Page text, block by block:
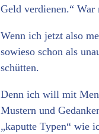
Geld verdienen.“ War
Wenn ich jetzt also
sowieso schon als
schütten.
Denn ich will mit
Mustern und
„kaputte Typen“ wie